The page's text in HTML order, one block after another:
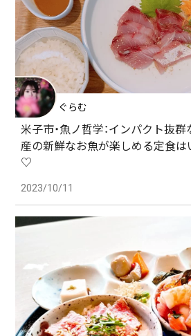
ぐらむ
米子市・魚ノ哲学：インパクト抜群
産の新鮮なお魚が楽しめる定食は
♡
2023/10/11